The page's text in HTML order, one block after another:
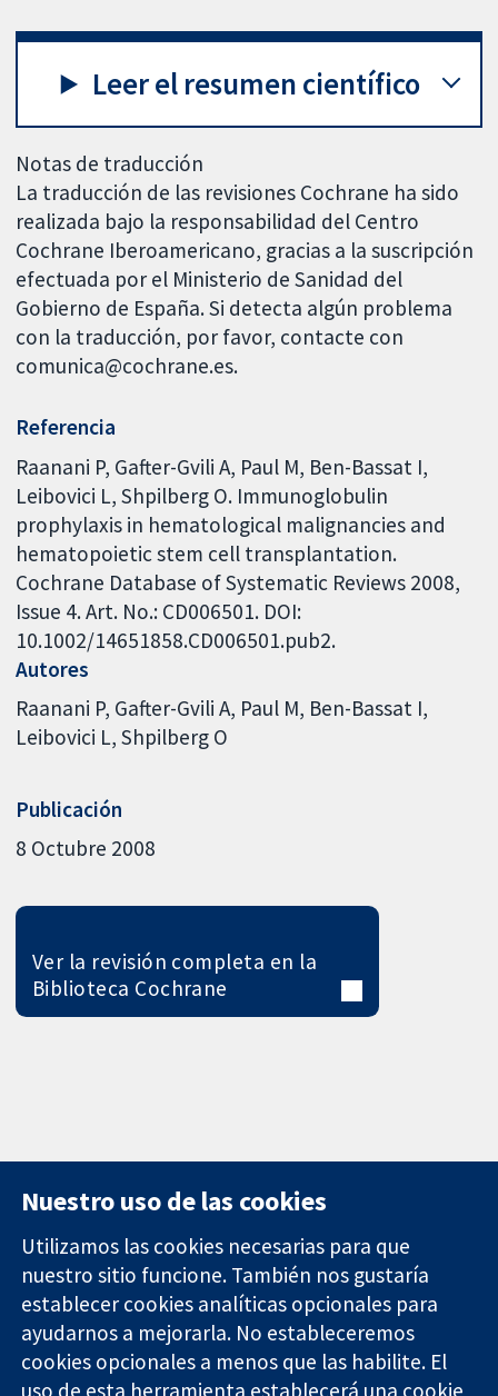
Leer el resumen científico
Notas de traducción
La traducción de las revisiones Cochrane ha sido
realizada bajo la responsabilidad del Centro
Cochrane Iberoamericano, gracias a la suscripción
efectuada por el Ministerio de Sanidad del
Gobierno de España. Si detecta algún problema
con la traducción, por favor, contacte con
comunica@cochrane.es.
Referencia
Raanani P, Gafter-Gvili A, Paul M, Ben-Bassat I,
Leibovici L, Shpilberg O. Immunoglobulin
prophylaxis in hematological malignancies and
hematopoietic stem cell transplantation.
Cochrane Database of Systematic Reviews 2008,
Issue 4. Art. No.: CD006501. DOI:
10.1002/14651858.CD006501.pub2.
Autores
Raanani P Gafter-Gvili A Paul M Ben-Bassat I
Leibovici L Shpilberg O
Publicación
8 Octubre 2008
Ver la revisión completa en la
Biblioteca Cochrane
Evidencia fiable.
Decisiones
informadas.
11-13 Cavendish
Square
Londres
W1G 0AN
Reino Unido
Contacto
Noticias
Prensa
Sobre
nosotros
Nuestro uso de las cookies
Utilizamos las cookies necesarias para que
nuestro sitio funcione. También nos gustaría
establecer cookies analíticas opcionales para
ayudarnos a mejorarla. No estableceremos
cookies opcionales a menos que las habilite. El
uso de esta herramienta establecerá una cookie